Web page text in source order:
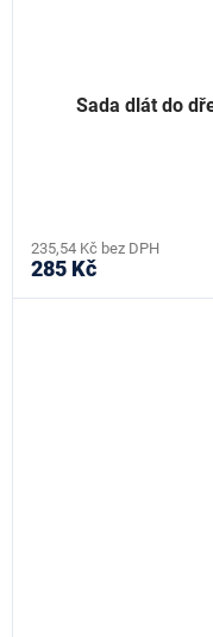
Sada dlát do
235,54 Kč bez DPH
285 Kč